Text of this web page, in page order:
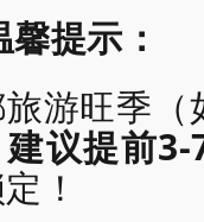
馨提示：
游旺季
建议提前
！